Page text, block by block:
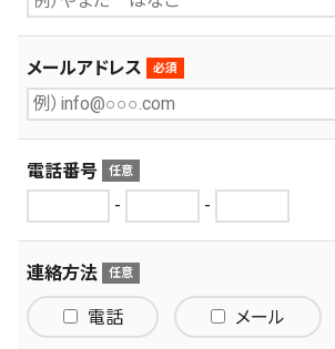
メールアドレス
電話番号
-
-
連絡方法
電話 メール